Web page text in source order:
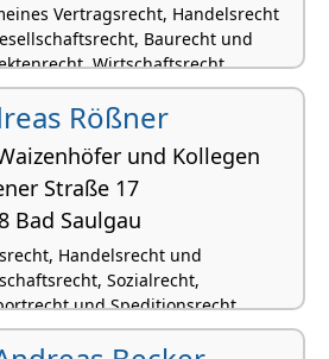
Vertragsrecht, Handelsrecht
Baurecht und
Wirtschaftsrecht
Rößner
und Kollegen
Straße 17
Bad Saulgau
Handelsrecht und
Sozialrecht,
und Speditionsrecht,